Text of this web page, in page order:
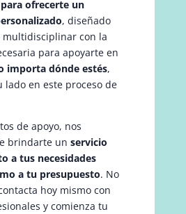
ofrecerte un
, diseñado
con la
para apoyarte en
importa dónde estés,
lado en este proceso de
de apoyo, nos
brindarte un servicio
a tus necesidades
a tu presupuesto. No
hoy mismo con
y comienza tu